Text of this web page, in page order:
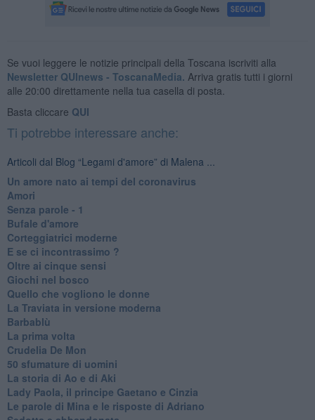
Se vuoi leggere le notizie principali della Toscana iscriviti alla
Newsletter QUInews - ToscanaMedia. Arriva gratis tutti i giorni
alle 20:00 direttamente nella tua casella di posta.
Basta cliccare QUI
Ti potrebbe interessare anche:
Articoli dal Blog “Legami d'amore” di Malena ...
Un amore nato ai tempi del coronavirus
Amori
Senza parole - 1
Bufale d'amore
Corteggiatrici moderne
E se ci incontrassimo ?
Oltre ai cinque sensi
Giochi nel bosco
Quello che vogliono le donne
La Traviata in versione moderna
Barbablù
La prima volta
Crudelia De Mon
50 sfumature di uomini
La storia di Ao e di Aki
Lady Paola, il principe Gaetano e Cinzia
Le parole di Mina e le risposte di Adriano